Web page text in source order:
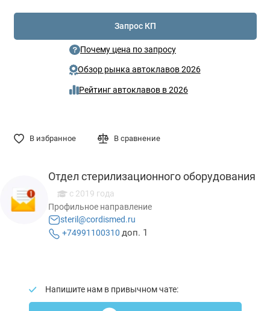
Запрос КП
Почему цена по запросу
Обзор рынка автоклавов 2026
Рейтинг автоклавов в 2026
В избранное В сравнение
Отдел стерилизационного оборудования
c 2019 года
Профильное направление
steril@cordismed.ru
+74991100310 доп. 1
Напишите нам в привычном чате: